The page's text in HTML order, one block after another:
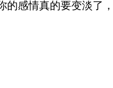
的感情真的要变淡了